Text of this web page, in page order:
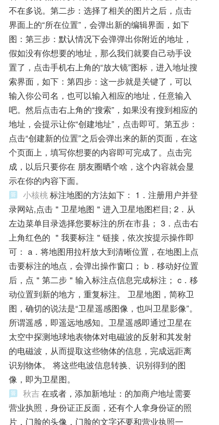
不在多说。第二步：选择了相关的图片之后，点击
界面上的“所在位置”，会弹出新的编辑界面，如下
图：第三步：默认情况下会弹弹出你附近的地址，
假如没有你想要的地址，那么我们就要自己动手设
置了，点击手机右上角的“放大镜”图标，进入地址搜
索界面，如下：第四步：这一步就是关键了，可以
输入你公司名，也可以输入相应的地址，任意输入
吧。然后点击右上角的“搜索”，如果没有搜到相应的
地址，会提示让你“创建地址”，点击即可。第五步：
点击“创建新的位置”之后会弹出来的新的页面，在这
个页面上，填写你想要的内容即可完成了。点击完
成，以后只要你在 朋友圈晒个啥，这个内容就会显
示在你的内容下面。
小核桃标注地图的方法如下： 1．注册用户并登
录网站,点击＂卫星地图＂进入卫星地图栏目; 2．从
左边菜单目录选择您要标注的所在市县； 3．点击右
上角红色的 ＂我要标注＂链接，依次按提示操作即
可： a．将地图用拉杆放大到清晰位置，在地图上点
击要标注的地点，会弹出操作窗口； b．移动好位置
后，点＂第二步＂输入标注点信息完成标注； c．移
动位置到新的地方，重复标注。 卫星地图，简称卫
图，确切的说法是“卫星遥感图像，也叫卫星影像”。
所谓遥感，即遥远地感知。卫星遥感即通过卫星在
太空中探测地球地表物体对电磁波的反射和其发射
的电磁波，从而提取这些物体的信息，完成远距离
识别物体。 将这些电波信息转换、识别得到的图
像，即为卫星图。
秋吉在或者，添加新地址：的加商户地址需要
营业执照，身份证正反面，还有个人拿身份证的照
片，门脸的头像，门脸的文字还要和营业执照一